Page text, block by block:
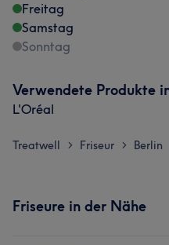
Freitag
Samstag
Sonntag
Verwendete Produkte
L'Oréal
Treatwell > Friseur > Berlin
Friseure in der Nähe